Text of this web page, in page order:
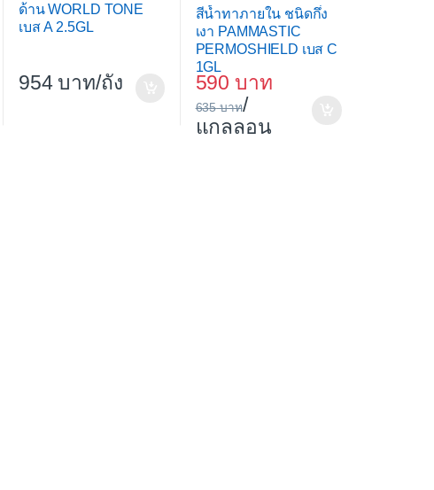
ด้าน WORLD TONE
เบส A 2.5GL
954 /ถัง
สีน้ำทาภายใน ชนิดกึ่ง
เงา PAMMASTIC
PERMOSHIELD เบส C
1GL
590
635
/
แกลลอน